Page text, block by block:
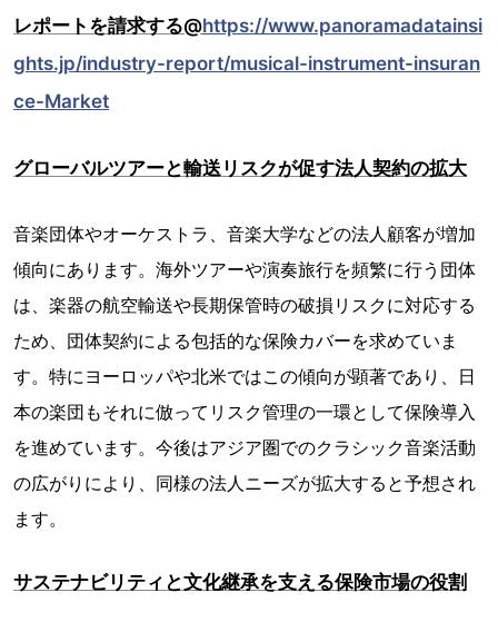
レポートを請求する@https://www.panoramadatainsi
ghts.jp/industry-report/musical-instrument-insuran
ce-Market
グローバルツアーと輸送リスクが促す法人契約の拡大
音楽団体やオーケストラ、音楽大学などの法人顧客が増加
傾向にあります。海外ツアーや演奏旅行を頻繁に行う団体
は、楽器の航空輸送や長期保管時の破損リスクに対応する
ため、団体契約による包括的な保険カバーを求めていま
す。特にヨーロッパや北米ではこの傾向が顕著であり、日
本の楽団もそれに倣ってリスク管理の一環として保険導入
を進めています。今後はアジア圏でのクラシック音楽活動
の広がりにより、同様の法人ニーズが拡大すると予想され
ます。
サステナビリティと文化継承を支える保険市場の役割